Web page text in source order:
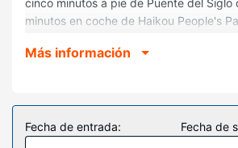
cinco minutos a pie de Puente del Siglo
minutos en coche de Haikou People's
3,4 km de Torre del Reloj de Haikou y a
Te sentirás como en tu propia casa en
291 habitaciones con aire
Más información
Fecha de entrada: Fecha de